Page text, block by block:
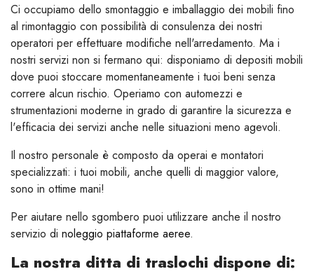
Ci occupiamo dello smontaggio e imballaggio dei mobili fino
al rimontaggio con possibilità di consulenza dei nostri
operatori per effettuare modifiche nell'arredamento. Ma i
nostri servizi non si fermano qui: disponiamo di depositi mobili
dove puoi stoccare momentaneamente i tuoi beni senza
correre alcun rischio. Operiamo con automezzi e
strumentazioni moderne in grado di garantire la sicurezza e
l'efficacia dei servizi anche nelle situazioni meno agevoli.
Il nostro personale è composto da operai e montatori
specializzati: i tuoi mobili, anche quelli di maggior valore,
sono in ottime mani!
Per aiutare nello sgombero puoi utilizzare anche il nostro
servizio di noleggio piattaforme aeree.
La nostra ditta di traslochi dispone di: